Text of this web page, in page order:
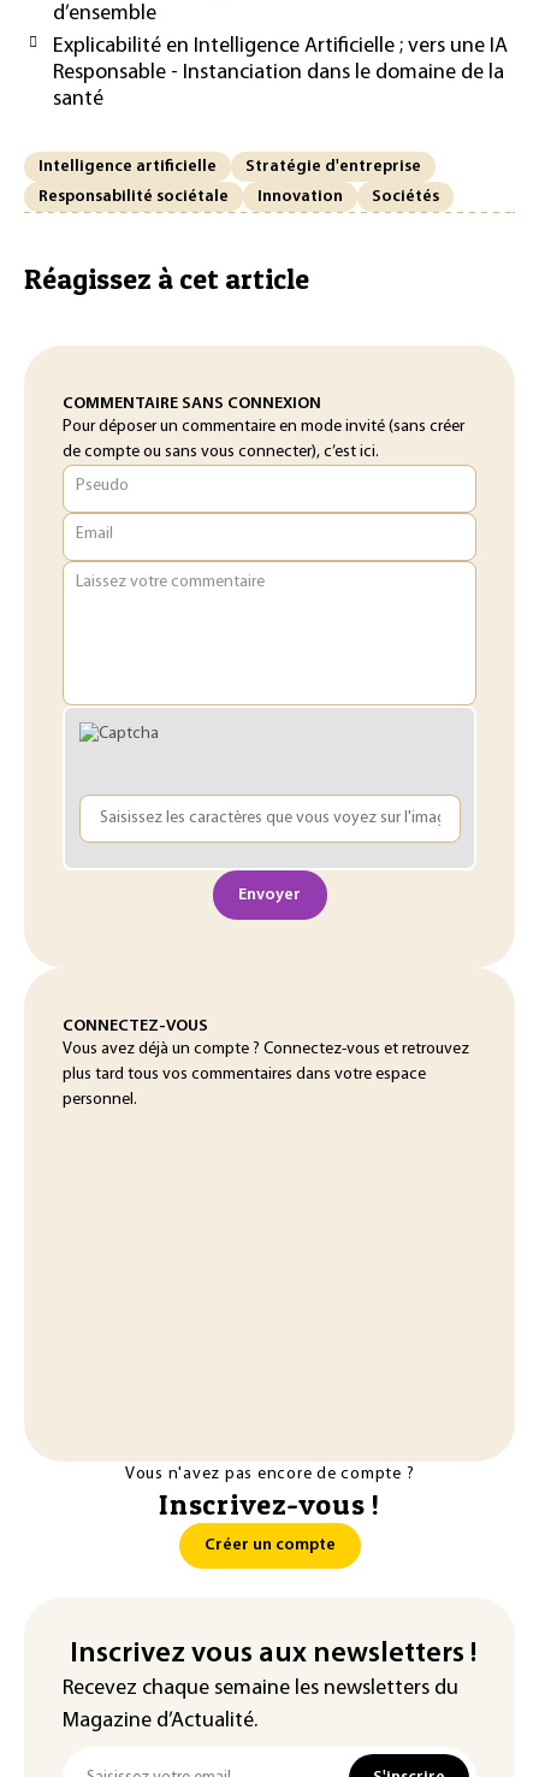
d’ensemble
Explicabilité en Intelligence Artificielle ; vers une IA
Responsable - Instanciation dans le domaine de la
santé
Intelligence artificielle
Stratégie d'entreprise
Responsabilité sociétale
Innovation Sociétés
Réagissez à cet article
COMMENTAIRE SANS CONNEXION
Pour déposer un commentaire en mode invité (sans créer
de compte ou sans vous connecter), c’est ici.
Pseudo
Email
Laissez votre commentaire
Envoyer
CONNECTEZ-VOUS
Vous avez déjà un compte ? Connectez-vous et retrouvez
plus tard tous vos commentaires dans votre espace
personnel.
Vous n'avez pas encore de compte ?
Inscrivez-vous !
Créer un compte
Inscrivez vous aux newsletters !
Recevez chaque semaine les newsletters du
Magazine d’Actualité.